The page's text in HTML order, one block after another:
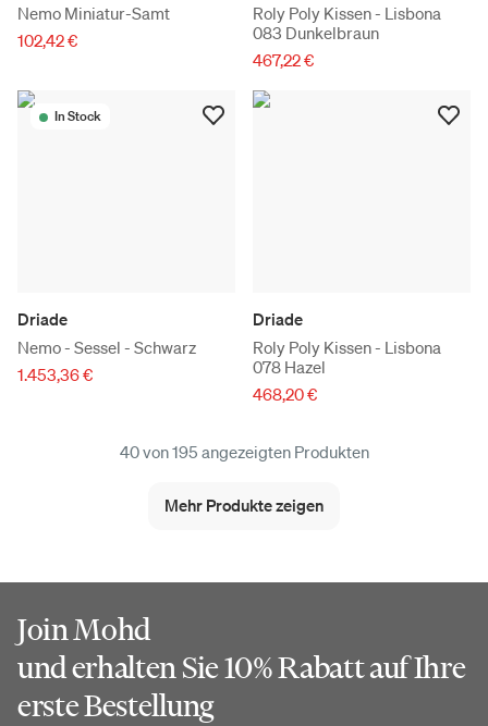
Nemo Miniatur-Samt
102,42 €
Roly Poly Kissen - Lisbona
083 Dunkelbraun
467,22 €
In Stock
Driade
Nemo - Sessel - Schwarz
1.453,36 €
Driade
Roly Poly Kissen - Lisbona
078 Hazel
468,20 €
40 von 195 angezeigten Produkten
Mehr Produkte zeigen
Join Mohd
und erhalten Sie 10% Rabatt auf Ihre
erste Bestellung